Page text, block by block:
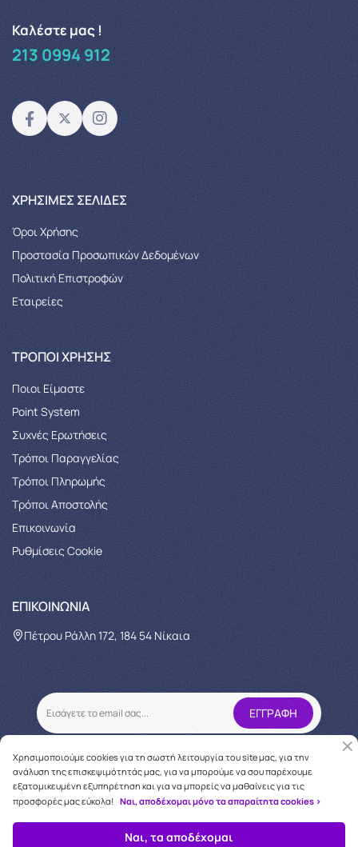
Καλέστε μας !
213 0994 912
XΡΉΣΙΜΕΣ ΣΕΛΊΔΕΣ
Όροι Χρήσης
Προστασία Προσωπικών Δεδομένων
Πολιτική Επιστροφών
Εταιρείες
ΤΡΌΠΟΙ ΧΡΉΣΗΣ
Ποιοι Είμαστε
Point System
Συχνές Ερωτήσεις
Τρόποι Παραγγελίας
Tρόποι Πληρωμής
Τρόποι Αποστολής
Επικοινωνία
Ρυθμίσεις Cookie
ΕΠΙΚΟΙΝΩΝΊΑ
Πέτρου Ράλλη 172, 184 54 Νίκαια
Χρησιμοποιούμε cookies για τη σωστή λειτουργία του site μας, για την
ανάλυση της επισκεψιμότητάς μας, για να μπορούμε να σου παρέχουμε
εξατομικευμένη εξυπηρέτηση και για να μπορείς να μαθαίνεις για τις
προσφορές μας εύκολα! Ναι, αποδέχομαι μόνο τα απαραίτητα cookies >
Ναι, τα αποδέχομαι